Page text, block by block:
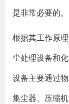
是非常必要的。
根据其工作原
尘处理设备和
设备主要通过
集尘器、压缩